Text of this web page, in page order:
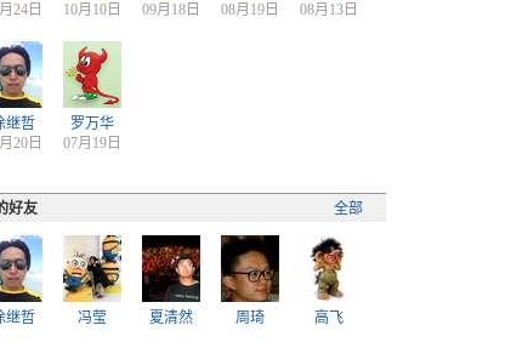
24日
10月10日
09月18日
08月19日
08月13日
继哲
20日
罗万华
07月19日
全部
好友
继哲 冯莹 夏清然 周琦 高飞